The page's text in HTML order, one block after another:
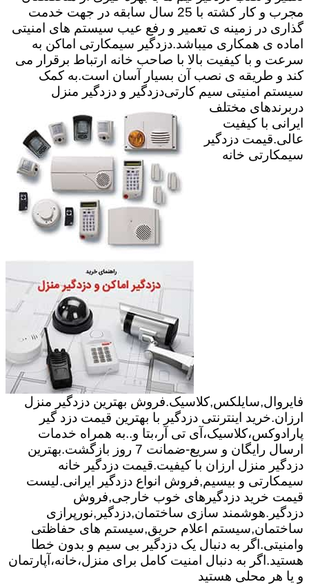
مجرب و کار کشته با 25 سال سابقه در جهت خدمت
گذاری در زمینه ی تعمیر و رفع عیب سیستم های امنیتی
اماده ی همکاری میباشد.دزدگیر سیمکارتی اماکن به
سرعت و با کیفیت بالا با صاحب خانه ارتباط برقرار می
کند و طریقه ی نصب آن بسیار آسان است.به کمک
سیستم امنیتی سیم کارتیدزدگیر و دزدگیر منزل
دربرندهای مختلف
ایرانی با کیفیت
عالی.قیمت دزدگیر
سیمکارتی خانه
فایروال,سایلکس,کلاسیک.فروش بهترین دزدگیر منزل
ارزان.خرید اینترنتی دزدگیر با بهترین قیمت دزد گیر
پارادوکس،کلاسیک،آی تی آر،بتا و..به همراه خدمات
ارسال رایگان و سریع-ضمانت 7 روز بازگشت.بهترین
دزدگیر منزل ارزان با کیفیت.قیمت دزدگیر خانه
سیمکارتی و بیسیم,فروش انواع دزدگیر ایرانی.لیست
قیمت خرید دزدگیرهای خوب خارجی,فروش
دزدگیر.هوشمند سازی ساختمان,دزدگیر,نورپرازی
ساختمان,سیستم اعلام حریق,سیستم های حفاظتی
وامنیتی.اگر به دنبال یک دزدگیر بی سیم و بدون خطا
هستید.اگر به دنبال امنیت کامل برای منزل،خانه،آپارتمان
و یا هر محلی هستید